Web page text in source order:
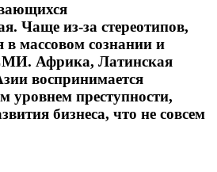
Чаще из-за стереотипов,
массовом сознании и
Африка, Латинская
воспринимается
уровнем преступности,
бизнеса, что не совсем